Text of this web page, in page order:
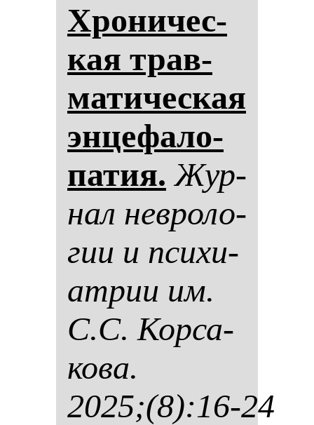
Хро­ни­чес­
кая трав­
ма­ти­чес­кая
эн­це­фа­ло­
па­тия. Жур­
нал нев­ро­ло­
гии и пси­хи­
ат­рии им.
С.С. Кор­са­
ко­ва.
2025;(8):16-24